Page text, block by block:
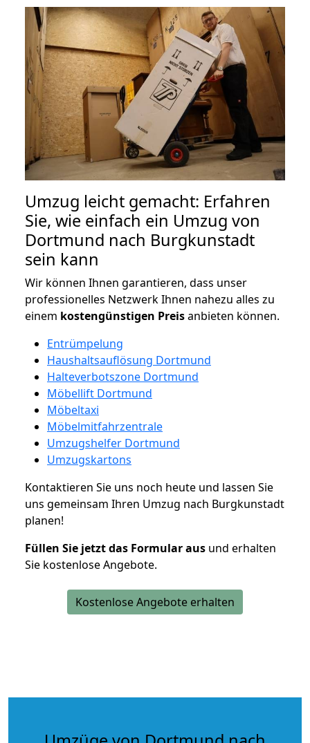
Umzug leicht gemacht: Erfahren
Sie, wie einfach ein Umzug von
Dortmund nach Burgkunstadt
sein kann
Wir können Ihnen garantieren, dass unser
professionelles Netzwerk Ihnen nahezu alles zu
einem kostengünstigen Preisanbieten können.
Entrümpelung
Haushaltsauflösung Dortmund
Halteverbotszone Dortmund
Möbellift Dortmund
Möbeltaxi
Möbelmitfahrzentrale
Umzugshelfer Dortmund
Umzugskartons
Kontaktieren Sie uns noch heute und lassen Sie
uns gemeinsam Ihren Umzug nach Burgkunstadt
planen!
Füllen Sie jetzt das Formular aus und erhalten
Sie kostenlose Angebote.
Kostenlose Angebote erhalten